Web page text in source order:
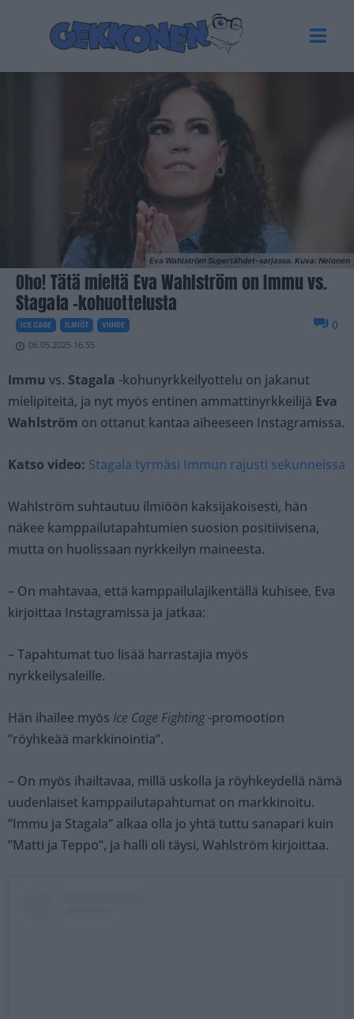
Eva Wahlström Supertähdet-sarjassa. Kuva: Nelonen
Oho! Tätä mieltä Eva Wahlström on Immu vs.
Stagala -kohuottelusta
ICE CAGE ILMIÖT VIIHDE
06.05.2025 16.55
0
Immu vs. Stagala -kohunyrkkeilyottelu on jakanut
mielipiteitä, ja nyt myös entinen ammattinyrkkeilijä Eva
Wahlström on ottanut kantaa aiheeseen Instagramissa.
Katso video: Stagala tyrmäsi Immun rajusti sekunneissa
Wahlström suhtautuu ilmiöön kaksijakoisesti, hän
näkee kamppailutapahtumien suosion positiivisena,
mutta on huolissaan nyrkkeilyn maineesta.
– On mahtavaa, että kamppailulajikentällä kuhisee, Eva
kirjoittaa Instagramissa ja jatkaa:
– Tapahtumat tuo lisää harrastajia myös
nyrkkeilysaleille.
Hän ihailee myös Ice Cage Fighting-promootion
”röyhkeää markkinointia”.
– On myös ihailtavaa, millä uskolla ja röyhkeydellä nämä
uudenlaiset kamppailutapahtumat on markkinoitu.
”Immu ja Stagala” alkaa olla jo yhtä tuttu sanapari kuin
”Matti ja Teppo”, ja halli oli täysi, Wahlström kirjoittaa.